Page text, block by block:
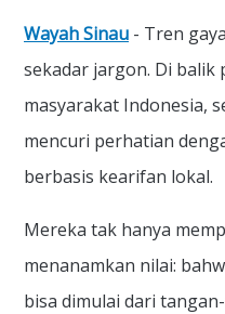
Wayah Sinau - Tren
sekadar jargon. Di balik
masyarakat Indonesia,
mencuri perhatian
berbasis kearifan lokal.
Mereka tak hanya
menanamkan nilai:
bisa dimulai dari